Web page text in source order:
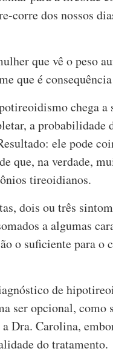
corre dos nossos
que vê o peso
que é
chega a
a probabilidade
ele pode
que, na verdade,
tireoidianos.
dois ou três
a algumas
o suficiente para o
de
ser opcional, como
Dra. Carolina,
do tratamento.